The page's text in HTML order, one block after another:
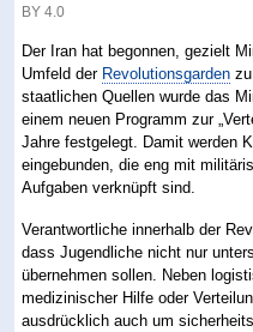
BY 4.0
Der Iran hat begonnen, gezielt
Umfeld der Revolutionsgarden
staatlichen Quellen wurde das
einem neuen Programm zur
Jahre festgelegt. Damit werden
eingebunden, die eng mit
Aufgaben verknüpft sind.
Verantwortliche innerhalb der
dass Jugendliche nicht nur
übernehmen sollen. Neben
medizinischer Hilfe oder
ausdrücklich auch um